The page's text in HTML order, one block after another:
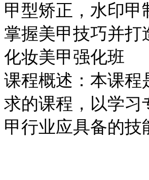
甲型矫正，水印
掌握美甲技巧并打
化妆美甲强化班
课程概述：本课程
求的课程，以学习
甲行业应具备的技